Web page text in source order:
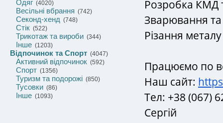
Одяг (4020)
Весільні вбрання (742)
Секонд-хенд (748)
Стік (522)
Трикотаж та вироби (344)
Інше (1203)
Відпочинок та Спорт (4047)
Активний відпочинок (592)
Спорт (1356)
Туризм та подорожі (850)
Тусовки (86)
Інше (1093)
Розробка КМД
Зварювання та
Різання металу
Працюємо по
Наш сайт:
Тел: +38 (067)
Сергій